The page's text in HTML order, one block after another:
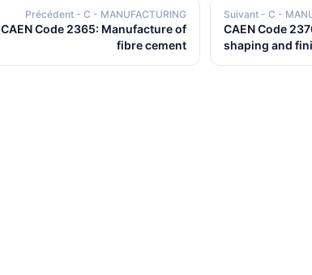
Précédent - C - MANUFACTURING
CAEN Code 2365: Manufacture of
fibre cement
Suivant - C -
CAEN Code
shaping and